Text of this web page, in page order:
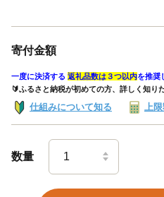
寄付金額
一度に決済する 返礼品数は３つ以内を推奨
🔰ふるさと納税が初めての方、詳しく知り
仕組みについて知る 上
数量